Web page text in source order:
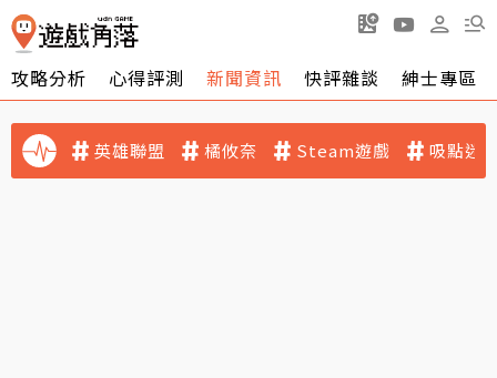
攻略分析 心得評測 新聞資訊 快評雜談 紳士專區
英雄聯盟 橘攸奈 Steam遊戲 吸點迷